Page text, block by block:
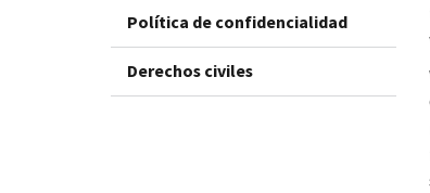
Política de confidencialidad
Derechos civiles